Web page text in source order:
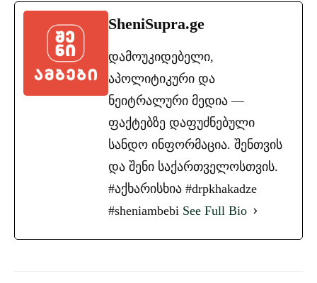
SheniSupra.ge
დამოუკიდებელი,
აპოლიტიკური და
ნეიტრალური მედია —
ფაქტებზე დაფუძნებული
სანდო ინფორმაცია. შენთვის
და შენი საქართველოსთვის.
#აქხარისხია #drpkhakadze
#sheniambebi See Full Bio